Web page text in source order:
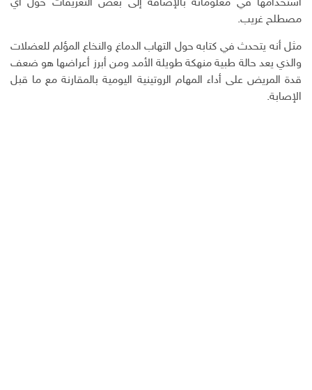
استخدامها في معلوماته بالإضافة إلى بعض التعريفات حول أي
مصطلح غريب.
مثل أنه يتحدث في كتابه حول التهاب الدماغ والنخاع المؤلم للعضلات
والذي يعد حالة طبية منهكة طويلة الأمد ومن أبرز أعراضها هو ضعف
قدة المريض على أداء المهام الروتينية اليومية بالمقارنة مع ما قبل
الإصابة.